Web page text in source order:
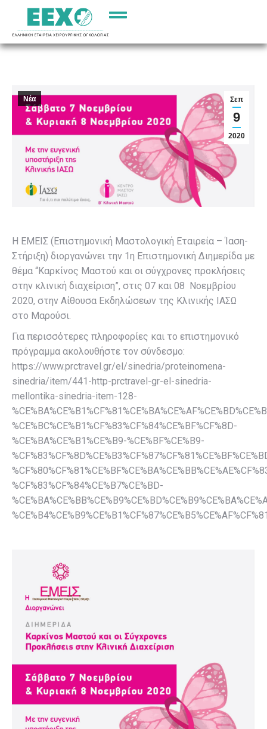
Σεπ
9
2020
Νέα
Η ΕΜΕΙΣ (Επιστημονική Μαστολογική Εταιρεία – Ίαση-
Στήριξη) διοργανώνει την 1η Επιστημονική Διημερίδα με
θέμα “Καρκίνος Μαστού και οι σύγχρονες προκλήσεις
στην κλινική διαχείριση”, στις 07 και 08 Νοεμβρίου
2020, στην Αίθουσα Εκδηλώσεων της Κλινικής ΙΑΣΩ
στο Μαρούσι.
Για περισσότερες πληροφορίες και το επιστημονικό
πρόγραμμα ακολουθήστε τον σύνδεσμο:
https://www.prctravel.gr/el/sinedria/proteinomena-
sinedria/item/441-http-prctravel-gr-el-sinedria-
mellontika-sinedria-item-128-
%CE%BC%CE%B1%CF%83%CF%84%CE%BF%CF%8D-
%CE%BA%CE%B1%CE%B9-%CE%BF%CE%B9-
%CF%83%CF%84%CE%B7%CE%BD-